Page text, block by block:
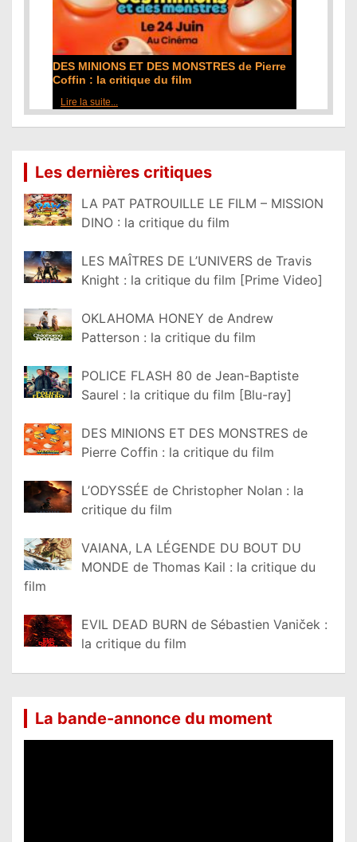
DES MINIONS ET DES MONSTRES de Pierre
Coffin : la critique du film
Lire la suite...
Les dernières critiques
LA PAT PATROUILLE LE FILM – MISSION
DINO : la critique du film
LES MAÎTRES DE L’UNIVERS de Travis
Knight : la critique du film [Prime Video]
OKLAHOMA HONEY de Andrew
Patterson : la critique du film
POLICE FLASH 80 de Jean-Baptiste
Saurel : la critique du film [Blu-ray]
DES MINIONS ET DES MONSTRES de
Pierre Coffin : la critique du film
L’ODYSSÉE de Christopher Nolan : la
critique du film
VAIANA, LA LÉGENDE DU BOUT DU
MONDE de Thomas Kail : la critique du
film
EVIL DEAD BURN de Sébastien Vaniček :
la critique du film
La bande-annonce du moment